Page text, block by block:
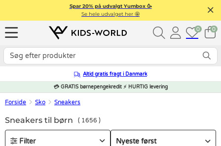
Spar 20% på udvalgt Yumbox 🥳
Se hele udvalget her 🤩
0 0
Altid gratis fragt i Danmark
💳 GRATIS børnepengekredit ⚡ HURTIG levering
Forside Sko Sneakers
Sneakers til børn 1656
Filter